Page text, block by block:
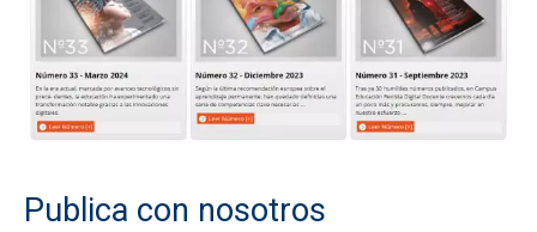
Publica con nosotros